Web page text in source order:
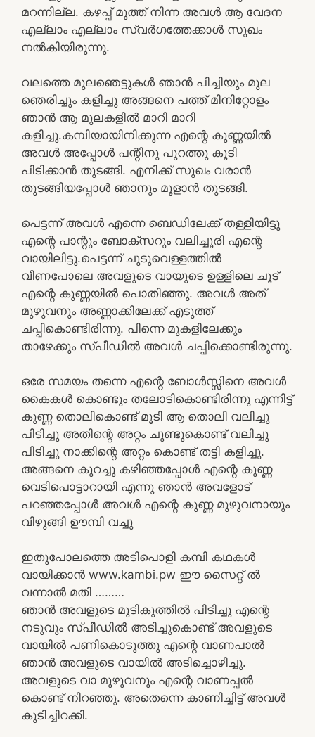
മറന്നില്ല. കഴപ്പ് മൂത്ത് നിന്ന അവൾ ആ വേദന
എല്ലാം എല്ലാം സ്വർഗത്തേക്കാൾ സുഖം
നൽകിയിരുന്നു.
വലത്തെ മുലഞെട്ടുകൾ ഞാൻ പിച്ചിയും മുല
ഞെരിച്ചും കളിച്ചു അങ്ങനെ പത്ത് മിനിറ്റോളം
ഞാൻ ആ മുലകളിൽ മാറി മാറി
കളിച്ചു.കമ്പിയായിനിക്കുന്ന എന്റെ കുണ്ണയിൽ
അവൾ അപ്പോൾ പന്റിനു പുറത്തു കൂടി
പിടിക്കാൻ തുടങ്ങി. എനിക്ക് സുഖം വരാൻ
തുടങ്ങിയപ്പോൾ ഞാനും മൂളാൻ തുടങ്ങി.
പെട്ടന്ന് അവൾ എന്നെ ബെഡിലേക്ക് തള്ളിയിട്ടു
എന്റെ പാന്റും ബോക്സറും വലിച്ചൂരി എന്റെ
വായിലിട്ടു.പെട്ടന്ന് ചൂടുവെള്ളത്തിൽ
വീണപോലെ അവളുടെ വായുടെ ഉള്ളിലെ ചൂട്
എന്റെ കുണ്ണയിൽ പൊതിഞ്ഞു. അവൾ അത്
മുഴുവനും അണ്ണാക്കിലേക്ക് എടുത്ത്
ചപ്പികൊണ്ടിരിന്നു. പിന്നെ മുകളിലേക്കും
താഴേക്കും സ്പീഡിൽ അവൾ ചപ്പിക്കൊണ്ടിരുന്നു.
ഒരേ സമയം തന്നെ എന്റെ ബോൾസ്സിനെ അവൾ
കൈകൾ കൊണ്ടും തലോടികൊണ്ടിരിന്നു എന്നിട്ട്
കുണ്ണ തൊലികൊണ്ട് മൂടി ആ തൊലി വലിച്ചു
പിടിച്ചു അതിന്റെ അറ്റം ചുണ്ടുകൊണ്ട് വലിച്ചു
പിടിച്ചു നാക്കിന്റെ അറ്റം കൊണ്ട് തട്ടി കളിച്ചു.
അങ്ങനെ കുറച്ചു കഴിഞ്ഞപ്പോൾ എന്റെ കുണ്ണ
വെടിപൊട്ടാറായി എന്നു ഞാൻ അവളോട്
പറഞ്ഞപ്പോൾ അവൾ എന്റെ കുണ്ണ മുഴുവനായും
വിഴുങ്ങി ഊമ്പി വച്ചു
ഇതുപോലത്തെ അടിപൊളി കമ്പി കഥകൾ
വായിക്കാൻ www.kambi.pw ഈ സൈറ്റ് ൽ
വന്നാൽ മതി ………
ഞാൻ അവളുടെ മുടികുത്തിൽ പിടിച്ചു എന്റെ
നടുവും സ്പീഡിൽ അടിച്ചുകൊണ്ട് അവളുടെ
വായിൽ പണികൊടുത്തു എന്റെ വാണപാൽ
ഞാൻ അവളുടെ വായിൽ അടിച്ചൊഴിച്ചു.
അവളുടെ വാ മുഴുവനും എന്റെ വാണപ്പൽ
കൊണ്ട് നിറഞ്ഞു. അതെന്നെ കാണിച്ചിട്ട് അവൾ
കുടിച്ചിറക്കി.